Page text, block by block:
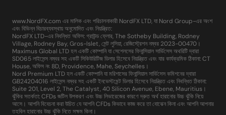
www.NordFX.com এর মালিক এবং পরিচালনাকারী NordFX LTD, যা Nord Group-এর অংশ
এবং বিভিন্ন বিচারব্যবস্থায় অনুমোদিত এবং নিয়ন্ত্রিত:
NordFX LTD-এর নিবন্ধিত অফিস: গ্রাউন্ড ফ্লোর, The Sotheby Building, Rodney
Village, Rodney Bay, Gros-Islet, সেন্ট লুসিয়া, রেজিস্ট্রেশন নম্বর 2023-00470।
Maximus Global LTD হল একটি কোম্পানি যা সেশেলসের ফিনান্সিয়াল সার্ভিসেস অথরিটি দ্বারা
SD065 লাইসেন্স নম্বর সহ একটি সিকিউরিটিজ ডিলার হিসেবে নিয়ন্ত্রিত এবং যার কার্যক্রমিক ঠিকানা: CT
House, অফিস নং 8D, Providence, Mahe, Seychelles।
Nord Premium LTD হল একটি কোম্পানি যা মরিশাসের ফিনান্সিয়াল সার্ভিসেস কমিশনের দ্বারা
GB24204016 লাইসেন্স নম্বর সহ একটি ইনভেস্টমেন্ট ডিলার হিসেবে নিয়ন্ত্রিত এবং নিবন্ধিত ঠিকানা:
Suite 201, Level 2, The Catalyst, 40 Silicon Avenue, Ebene, Mauritius।
ঝুঁকির সতর্কতা: CFDs জটিল উপকরণ এবং উচ্চ লিভারেজের কারণে দ্রুত অর্থ হারানোর উচ্চ ঝুঁকি নিয়ে
আসে। আপনি বিবেচনা করা উচিত যে আপনি CFDs কিভাবে কাজ করে তা বোঝেন কিনা এবং আপনি আপনার
তহবিল হারানোর উচ্চ ঝুঁকি নিতে সক্ষম কিনা।